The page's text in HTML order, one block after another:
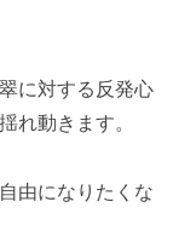
に対する反発心
れ動きます。
由になりたくな